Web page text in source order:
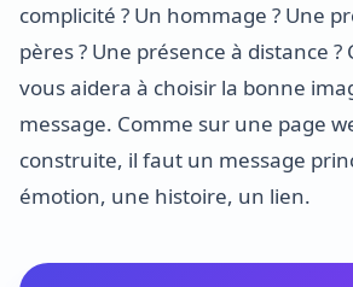
complicité ? Un hommage ? Une
pères ? Une présence à distance
vous aidera à choisir la bonne
message. Comme sur une page
construite, il faut un message
émotion, une histoire, un lien.